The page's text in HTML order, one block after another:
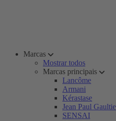
Marcas
Mostrar todos
Marcas principais
Lancôme
Armani
Kérastase
Jean Paul
SENSAI